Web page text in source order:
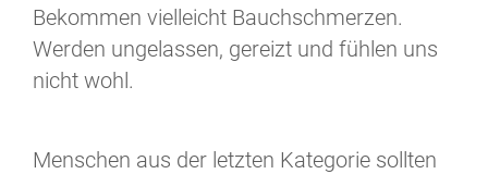
Bekommen vielleicht Bauchschmerzen.
Werden ungelassen, gereizt und fühlen uns
nicht wohl.
Menschen aus der letzten Kategorie sollten